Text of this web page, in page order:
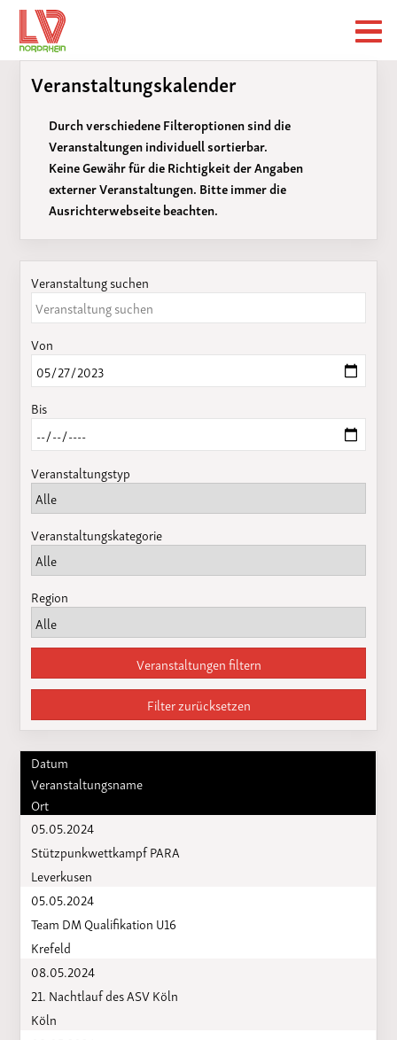
Veranstaltungskalender
Durch verschiedene Filteroptionen sind die
Veranstaltungen individuell sortierbar.
Keine Gewähr für die Richtigkeit der Angaben
externer Veranstaltungen. Bitte immer die
Ausrichterwebseite beachten.
Veranstaltung suchen
Von
Bis
Veranstaltungstyp
Veranstaltungskategorie
Region
Veranstaltungen filtern
Filter zurücksetzen
Datum
Veranstaltungsname
Ort
05.05.2024
Stützpunkwettkampf PARA
Leverkusen
05.05.2024
Team DM Qualifikation U16
Krefeld
08.05.2024
21. Nachtlauf des ASV Köln
Köln